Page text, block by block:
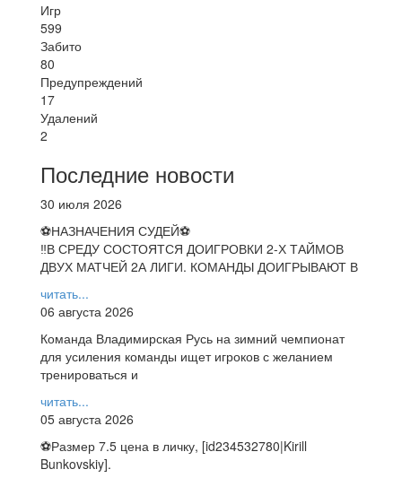
Игр
599
Забито
80
Предупреждений
17
Удалений
2
Последние новости
30 июля 2026
⚽НАЗНАЧЕНИЯ СУДЕЙ⚽
‼В СРЕДУ СОСТОЯТСЯ ДОИГРОВКИ 2-Х ТАЙМОВ
ДВУХ МАТЧЕЙ 2А ЛИГИ. КОМАНДЫ ДОИГРЫВАЮТ В
читать...
06 августа 2026
Команда Владимирская Русь на зимний чемпионат
для усиления команды ищет игроков с желанием
тренироваться и
читать...
05 августа 2026
⚽️Размер 7.5 цена в личку, [id234532780|Kirill
Bunkovskiy].